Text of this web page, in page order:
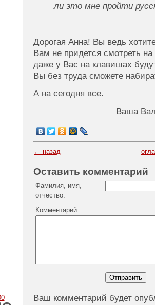
ли это мне пройти
Дорогая Анна! Вы ведь
Вам не придется смотреть
даже у Вас на клавишах
Вы без труда сможете
А на сегодня все.
Ваша
← назад
Оставить комментарий
Фамилия, имя,
отчество:
Комментарий:
Ваш комментарий будет